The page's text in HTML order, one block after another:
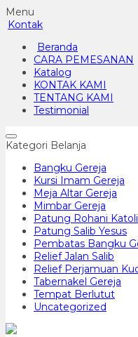
Menu
Kontak
Beranda
CARA PEMESANAN
Katalog
KONTAK KAMI
TENTANG KAMI
Testimonial
Kategori Belanja
Bangku Gereja
Kursi Imam Gereja
Meja Altar Gereja
Mimbar Gereja
Patung Rohani
Patung Salib Yesus
Pembatas Bangku
Relief Jalan Salib
Relief Perjamuan
Tabernakel Gereja
Tempat Berlutut
Uncategorized